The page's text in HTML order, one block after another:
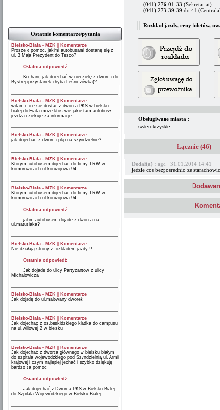
Ostatnie komentarze/pytania
Bielsko-Biała - MZK
Komentarze
Prosze o pomoc, jakimi autobusami dostanę się z
ul. 3 Maja Prezydent do Tesco?
Ostatnia odpowiedź
Kochani, jak dojechać w niedzielę z dworca do
Bystrej (przystanek chyba Leśniczówka)?
Bielsko-Biała - MZK
Komentarze
witam chce sie dostac z dworca PKS w bielsku
bialej do Fiata moze ktos wie jakie tam autobusy
jezdza dziekuje za informacje
Bielsko-Biała - MZK
Komentarze
jak dojechac z dworca pkp na szyndzielnie?
Bielsko-Biała - MZK
Komentarze
Ktorym autobusem dojechac do firmy TRW w
komorowicach ul konwojowa 94
Bielsko-Biała - MZK
Komentarze
Ktorym autobusem dojechac do firmy TRW w
komorowicach ul konwojowa 94
Ostatnia odpowiedź
jakim autobusem dojade z dworca na
ul.matusiaka?
Bielsko-Biała - MZK
Komentarze
Nie działają strony z rozkładem jazdy !!
Ostatnia odpowiedź
Jak dojade do ulicy Partyzantow z ulicy
Michalowicza
Bielsko-Biała - MZK
Komentarze
Jak dojadę do ul.malowany dworek
Bielsko-Biała - MZK
Komentarze
Jak dojechaç z os.beskidzkiego kładka do campusu
na ul.willowej 2 w bielsku
Bielsko-Biała - MZK
Komentarze
Jak dojechać z dworca głównego w bielsku białym
do szpitala wojewódzkiego pod Szyndzielnią ul. Armii
krajowej i czym najlepiej jechać i szybko dziękuję
bardzo za pomoc
Ostatnia odpowiedź
Jak dojechać z Dworca PKS w Bielsku Białej
do Szpitala Wojewódzkiego w Bielsku Białej
(041) 276-01-33 (Sekretariat)
(041) 273-39-39 do 41
Rozkład jazdy, ceny biletów,
Obsługiwane miasta :
swietokrzyskie
Łącznie (46)
Dodał(a) : agd 31.01.2014 14:41
jedzie cos bezposrednio ze